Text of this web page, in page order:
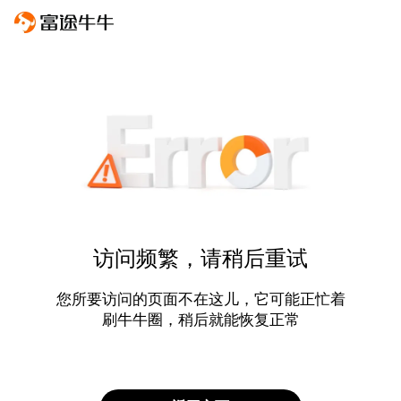
访问频繁，请稍后重试
您所要访问的页面不在这儿，它可能正忙着
刷牛牛圈，稍后就能恢复正常